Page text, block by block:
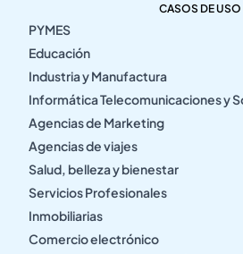
CASOS DE USO
PYMES
Educación
Industria y Manufactura
Informática Telecomunicaciones y
Agencias de Marketing
Agencias de viajes
Salud, belleza y bienestar
Servicios Profesionales
Inmobiliarias
Comercio electrónico